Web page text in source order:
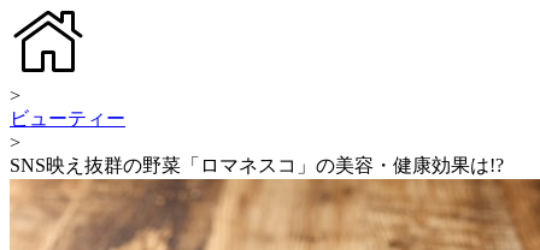
>
ビューティー
>
SNS映え抜群の野菜「ロマネスコ」の美容・健康効果は!?